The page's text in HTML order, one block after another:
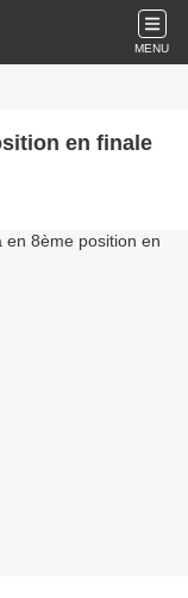
MENU
en finale